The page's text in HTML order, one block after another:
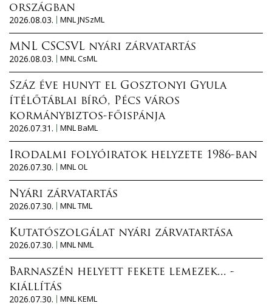
országban
2026.08.03.
MNL JNSzML
MNL CSCSVL nyári zárvatartás
2026.08.03.
MNL CsML
Száz éve hunyt el Gosztonyi Gyula
ítélőtáblai bíró, Pécs város
kormánybiztos-főispánja
2026.07.31.
MNL BaML
Irodalmi folyóiratok helyzete 1986-ban
2026.07.30.
MNL OL
Nyári zárvatartás
2026.07.30.
MNL TML
Kutatószolgálat nyári zárvatartása
2026.07.30.
MNL NML
Barnaszén helyett fekete lemezek... -
kiállítás
2026.07.30.
MNL KEML